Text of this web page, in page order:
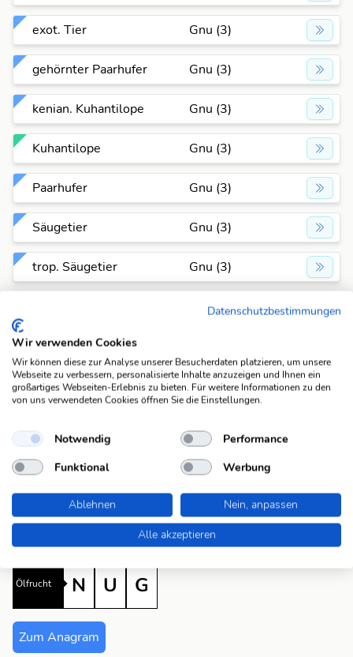
exot. Tier Gnu (3)
gehörnter Paarhufer Gnu (3)
kenian. Kuhantilope Gnu (3)
Kuhantilope Gnu (3)
Paarhufer Gnu (3)
Säugetier Gnu (3)
trop. Säugetier Gnu (3)
Anagramme
Für die Antwort "Gnu" gibt es aktuell 3 Anagramme in
der Datenbank. Pro Anagramm zeigen wir dir eine
passende Beispiel-Lösung an. Wenn du alle Lösungen
sehen möchtest, klicke einfach auf das entsprechende
GUN - engl. Kanone
NUG- Ölfrucht
UNG- dt. Endsilbe
Ölfrucht
G
N
U
G
U
G
N
U
U
G
Zum Anagram
Datenschutzbestimmungen
Wir verwenden Cookies
Wir können diese zur Analyse unserer Besucherdaten platzieren, um unsere
Webseite zu verbessern, personalisierte Inhalte anzuzeigen und Ihnen ein
großartiges Webseiten-Erlebnis zu bieten. Für weitere Informationen zu den
von uns verwendeten Cookies öffnen Sie die Einstellungen.
Notwendig
Performance
Funktional
Werbung
Ablehnen
Nein, anpassen
Alle akzeptieren